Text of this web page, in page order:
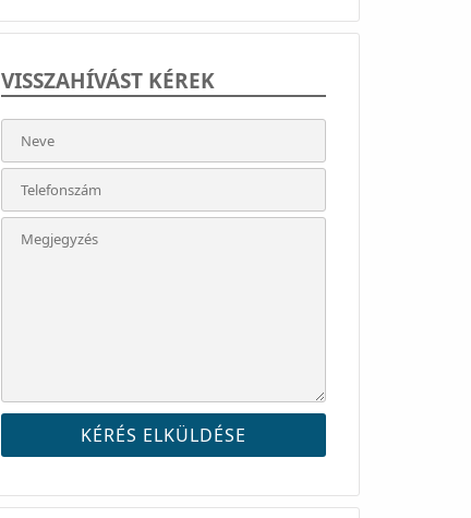
VISSZAHÍVÁST KÉREK